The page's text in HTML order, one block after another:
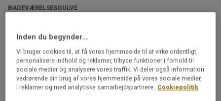
BADEVÆRELSESGULVE
Multi
iQ Surface er resultatet af et kreativt samarbejde med
det svenske designbureau Note Design Studio.
Kollektionen blev lanceret under Milano Design Week
2019 og har mødt stor opmærksomhed.
Inden du begynder...
Vi bruger cookies til, at få vores hjemmeside til at virke ordentligt,
personalisere indhold og reklamer, tilbyde funktioner i forhold til
sociale medier og analysere vores traffik. Vi deler også information
vedrørende din brug af vores hjemmeside på vores sociale medier,
i reklamer og med analytiske samarbejdspartnere. Cookiepolitik